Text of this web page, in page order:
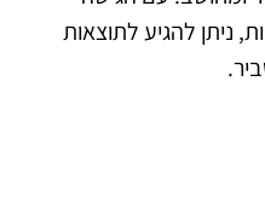
ניתן להגיע לתוצאות